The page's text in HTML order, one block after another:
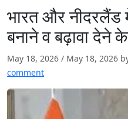
भारत और नीदरलैंड
बनाने व बढ़ावा
May 18, 2026 / May 18, 2026
comment